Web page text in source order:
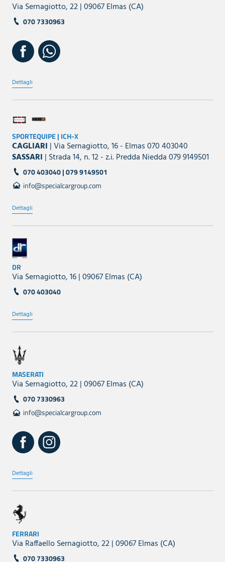
Via Sernagiotto, 22 | 09067 Elmas (CA)
070 7330963
Dettagli
SPORTEQUIPE | ICH-X
CAGLIARI | Via Sernagiotto, 16 - Elmas 070 403040
SASSARI | Strada 14, n. 12 - z.i. Predda Niedda 079 9149501
070 403040 | 079 9149501
info@specialcargroup.com
Dettagli
DR
Via Sernagiotto, 16 | 09067 Elmas (CA)
070 403040
Dettagli
MASERATI
Via Sernagiotto, 22 | 09067 Elmas (CA)
070 7330963
info@specialcargroup.com
Dettagli
FERRARI
Via Raffaello Sernagiotto, 22 | 09067 Elmas (CA)
070 7330963